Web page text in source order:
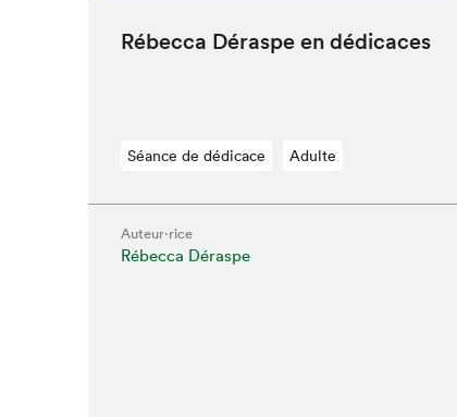
Rébec­ca Déraspe en dédicaces
Séance de dédicace Adulte
Auteur·rice
Rébecca Déraspe